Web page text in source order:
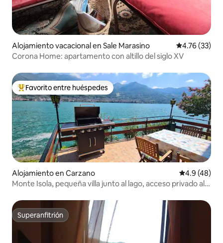
Alojamiento vacacional en Sale Marasino Calificación
4.76 (33)
Corona Home: apartamento con altillo del siglo XV
Favorito entre huéspedes preferido
Favorito entre huéspedes
Alojamiento en Carzano Calificación
4.9 (48)
Monte Isola, pequeña villa junto al lago, acceso privado al
Superanfitrión
Superanfitrión